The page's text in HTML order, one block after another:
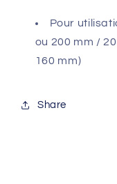
Pour
ou 200 mm /
160 mm)
Share